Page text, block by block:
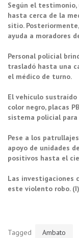
Según el testimonio,
hasta cerca de la
sitio.
ayuda a moradores
Personal policial
trasladó hasta una
el médico de turno.
El vehículo
color negro, placas
sistema policial
Pese a los
apoyo de unidades
positivos hasta el
Las investigaciones
este violento robo. (I)
Tagged Ambato